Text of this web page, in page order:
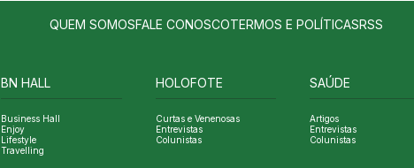
QUEM SOMOSFALE CONOSCOTERMOS E POLÍTICASRSS
BN HALL
Business Hall
Enjoy
Lifestyle
Travelling
HOLOFOTE
Curtas e Venenosas
Entrevistas
Colunistas
SAÚDE
Artigos
Entrevistas
Colunistas